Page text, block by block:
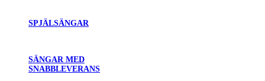
SPJÄLSÄNGAR
SÄNGAR MED
SNABBLEVERANS